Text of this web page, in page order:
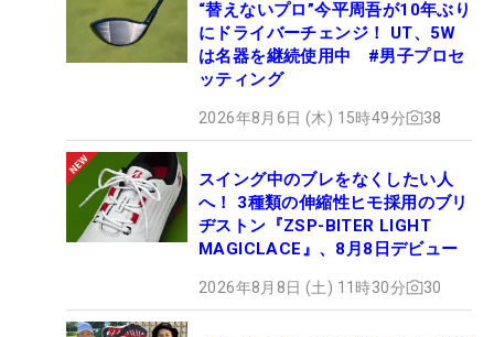
“替えないプロ”今平周吾が10年ぶり
にドライバーチェンジ！ UT、5W
は名器を継続使用中 #男子プロセ
ッティング
2026年8月6日 (木) 15時49分 38
スイング中のブレをなくしたい人
へ！ 3種類の伸縮性ヒモ採用のブリ
ヂストン『ZSP-BITER LIGHT
MAGICLACE』、8月8日デビュー
2026年8月8日 (土) 11時30分 30